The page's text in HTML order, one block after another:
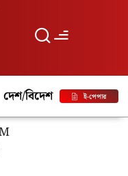
দেশ/বিদেশ পর্যটনই-পেপার